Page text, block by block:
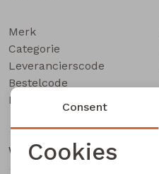
Bermuda's
Piraat broeken
Lange broeken
Merk
Categorie
Leverancierscode
Bestelcode
Kleur
Winkelvoorraad
Noodzakelijke cookies
Consent
Cookies